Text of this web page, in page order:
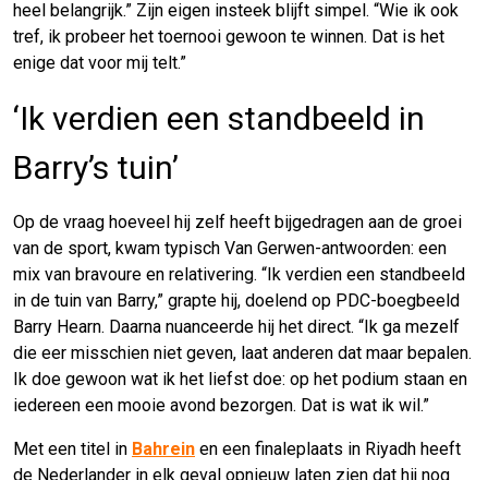
heel belangrijk.” Zijn eigen insteek blijft simpel. “Wie ik ook
tref, ik probeer het toernooi gewoon te winnen. Dat is het
enige dat voor mij telt.”
‘Ik verdien een standbeeld in
Barry’s tuin’
Op de vraag hoeveel hij zelf heeft bijgedragen aan de groei
van de sport, kwam typisch Van Gerwen-antwoorden: een
mix van bravoure en relativering. “Ik verdien een standbeeld
in de tuin van Barry,” grapte hij, doelend op PDC-boegbeeld
Barry Hearn. Daarna nuanceerde hij het direct. “Ik ga mezelf
die eer misschien niet geven, laat anderen dat maar bepalen.
Ik doe gewoon wat ik het liefst doe: op het podium staan en
iedereen een mooie avond bezorgen. Dat is wat ik wil.”
Met een titel in Bahrein en een finaleplaats in Riyadh heeft
de Nederlander in elk geval opnieuw laten zien dat hij nog